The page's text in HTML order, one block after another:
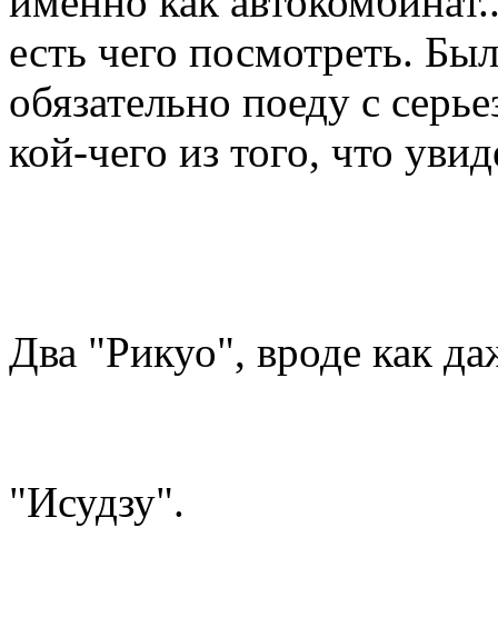
есть чего посмотреть.
обязательно поеду с
кой-чего из того, что
Два "Рикуо", вроде как
"Исудзу".